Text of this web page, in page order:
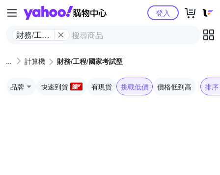
Yahoo購物中心
財務/工程/
型
登入
計算機 財務/工程/國家考試型
品牌 快速到貨 有現貨 挑戰低價 價格低到高 排序